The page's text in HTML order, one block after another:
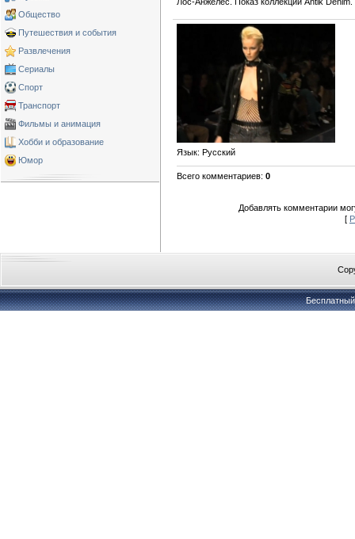
Общество
Путешествия и события
Развлечения
Сериалы
Спорт
Транспорт
Фильмы и анимация
Хобби и образование
Юмор
Язык: Русский
Всего комментариев: 0
Добавлять комментарии
[